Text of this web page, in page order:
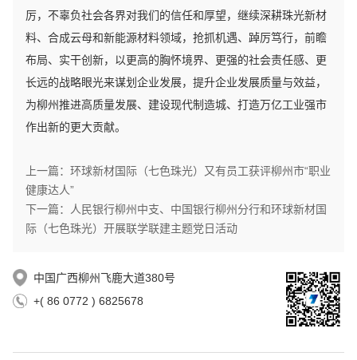
厉，不辜负社会各界对我们的信任和厚望，继续深耕珠光新材
料、合成云母和新能源材料领域，抢抓机遇、踔厉笃行，前瞻
布局、实干创新，以更高的胸怀境界、更强的社会责任感、更
长远的战略眼光来谋划企业发展，提升企业发展质量与效益，
为柳州推进高质量发展、建设现代制造城、打造万亿工业强市
作出新的更大贡献。
上一篇：环球新材国际（七色珠光）又有员工获评柳州市“职业
健康达人”
下一篇：人民银行柳州中支、中国银行柳州分行和环球新材国
际（七色珠光）开展联学联建主题党日活动
中国广西柳州飞鹿大道380号
+( 86 0772 ) 6825678